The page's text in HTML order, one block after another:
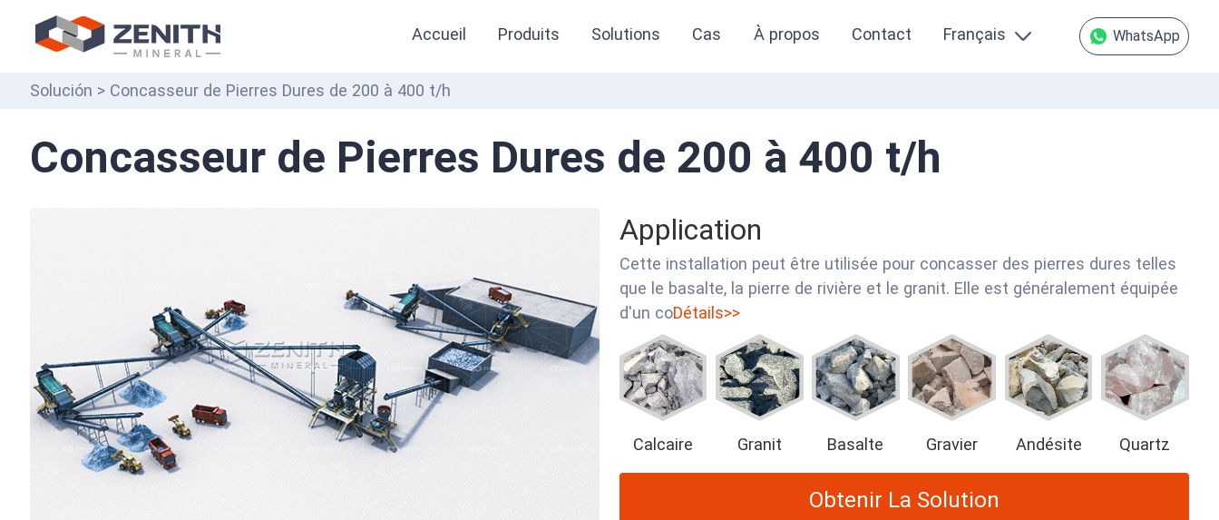
WhatsApp
Accueil Produits Solutions Cas À propos Contact Français
Solución > Concasseur de Pierres Dures de 200 à 400 t/h
Concasseur de Pierres Dures de 200 à 400 t/h
Application
Cette installation peut être utilisée pour concasser des pierres dures telles
que le basalte, la pierre de rivière et le granit. Elle est généralement équipée
d'un coDétails>>
Calcaire Granit Basalte Gravier Andésite Quartz
Obtenir La Solution